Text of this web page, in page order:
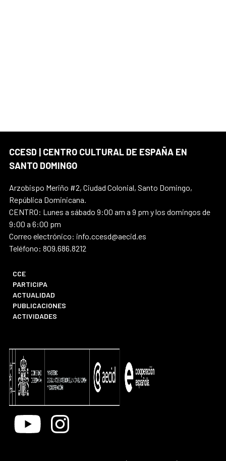
CCESD | CENTRO CULTURAL DE ESPAÑA EN
SANTO DOMINGO
Arzobispo Meriño #2, Ciudad Colonial, Santo Domingo,
República Dominicana.
CENTRO: Lunes a sábado 9:00 am a 9 pm y los domingos de
9:00 a 6:00 pm
Correo electrónico: info.ccesd@aecid.es
Teléfono: 809.686.8212
CCE
PARTICIPA
ACTUALIDAD
PUBLICACIONES
ACTIVIDADES
Youtube Instagram